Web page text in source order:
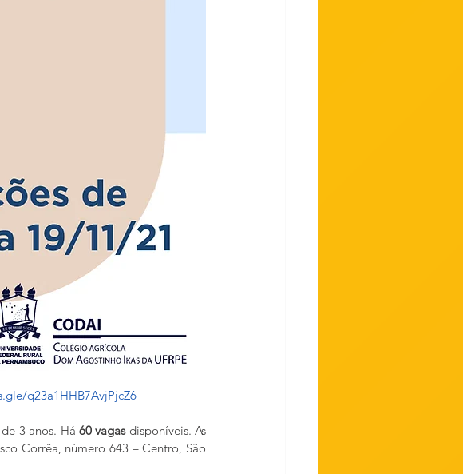
q23a1HHB7AvjPjcZ6
3 anos. Há 60 vagas disponíveis. As
Corrêa, número 643 – Centro, São